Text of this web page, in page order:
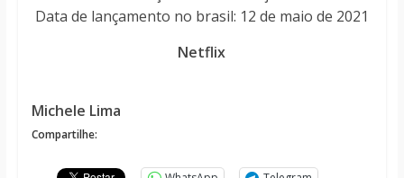
Data de lançamento no brasil: 12 de maio de 2021
Netflix
Michele Lima
Compartilhe: